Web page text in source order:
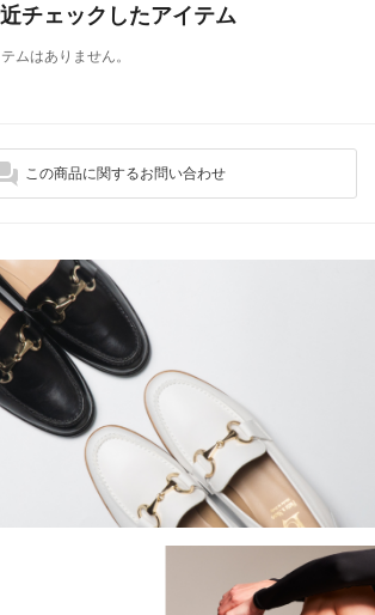
チェックしたアイテム
ムはありません。
この商品に関するお問い合わせ